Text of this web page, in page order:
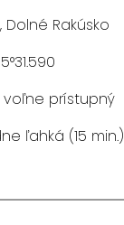
Dolné Rakúsko
voľne prístupný
ľahká (15 min.)